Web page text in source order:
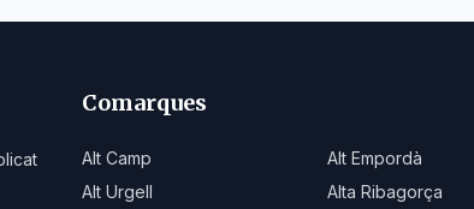
Comarques
Alt Camp Alt Empordà
Alt Urgell
Alta Ribagorça